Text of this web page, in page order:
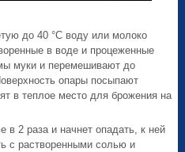
до 40 °С воду или молоко
в воде и процеженные
муки и перемешивают до
опары посыпают
в теплое место для брожения на
в 2 раза и начнет опадать, к ней
с растворенными солью и